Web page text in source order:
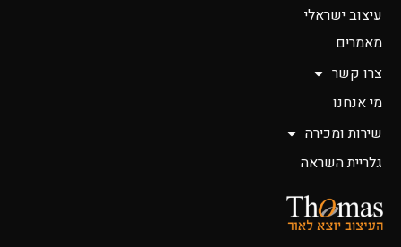
עיצוב ישראלי
מאמרים
צרו קשר
מי אנחנו
שירות ומכירה
גלריית השראה